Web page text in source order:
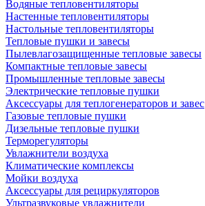
Водяные тепловентиляторы
Настенные тепловентиляторы
Настольные тепловентиляторы
Тепловые пушки и завесы
Пылевлагозащищенные тепловые завесы
Компактные тепловые завесы
Промышленные тепловые завесы
Электрические тепловые пушки
Аксессуары для теплогенераторов и завес
Газовые тепловые пушки
Дизельные тепловые пушки
Терморегуляторы
Увлажнители воздуха
Климатические комплексы
Мойки воздуха
Аксессуары для рециркуляторов
Ультразвуковые увлажнители